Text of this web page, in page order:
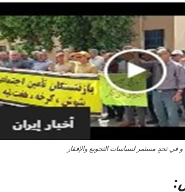
في تحدٍ مستمر لسياسات التجويع والإفقار